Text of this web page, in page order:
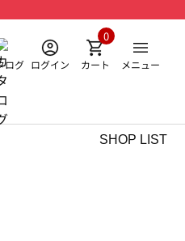
ログ ログイン カート
0
メニュー
SHOP LIST